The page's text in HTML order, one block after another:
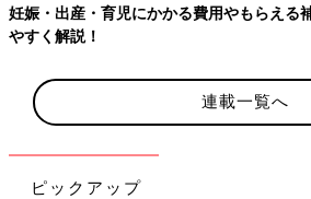
・育児にかかる費用やもらえる補助金・
！
連載一覧へ
ピックアップ